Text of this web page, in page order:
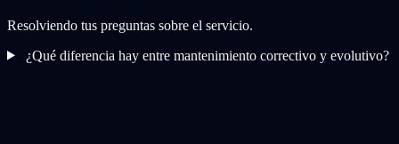
Resolviendo tus preguntas sobre el servicio.
¿Qué diferencia hay entre mantenimiento correctivo y evolutivo?